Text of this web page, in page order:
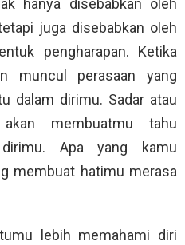
hanya disebabkan oleh
juga disebabkan oleh
pengharapan. Ketika
muncul perasaan yang
dalam dirimu. Sadar atau
membuatmu tahu
dirimu. Apa yang kamu
membuat hatimu merasa
lebih memahami diri